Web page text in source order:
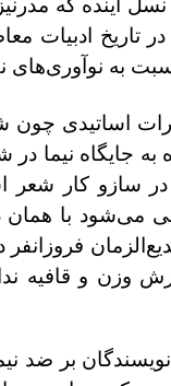
آینده که
ادبیات
به
اساتیدی چون
جایگاه نیما
در سازو کار
می‌شود با
وزن و قافیه
بر ضد